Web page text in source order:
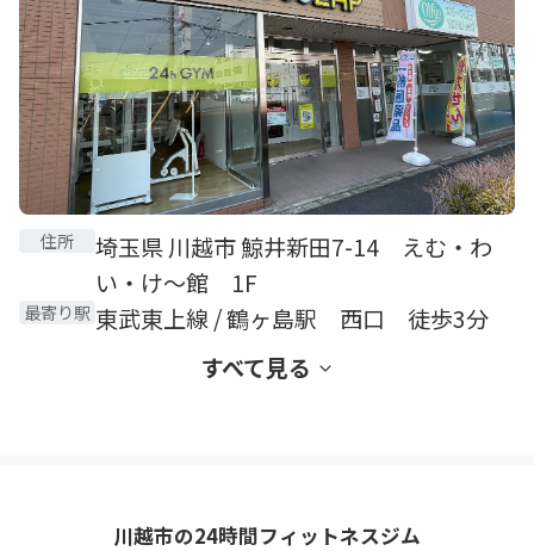
住所
埼玉県 川越市 鯨井新田7-14 えむ・わ
い・け～館 1F
最寄り駅 東武東上線 / 鶴ヶ島駅 西口 徒歩3分
すべて見る
川越市の24時間フィットネスジム